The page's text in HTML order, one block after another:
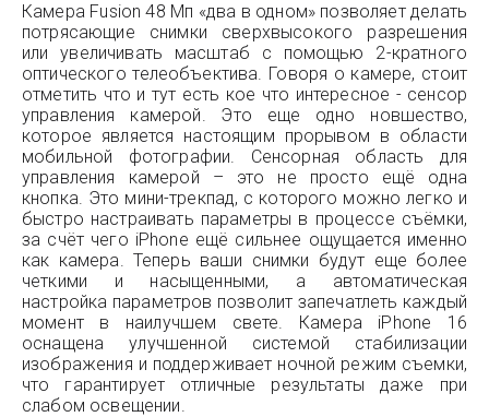
Камера Fusion 48 Мп «два в одном» позволяет делать
потрясающие снимки сверхвысокого разрешения
или увеличивать масштаб с помощью 2-кратного
оптического телеобъектива. Говоря о камере, стоит
отметить что и тут есть кое что интересное - сенсор
управления камерой. Это еще одно новшество,
которое является настоящим прорывом в области
мобильной фотографии. Сенсорная область для
управления камерой – это не просто ещё одна
кнопка. Это мини-трекпад, с которого можно легко и
быстро настраивать параметры в процессе съёмки,
за счёт чего iPhone ещё сильнее ощущается именно
как камера. Теперь ваши снимки будут еще более
четкими и насыщенными, а автоматическая
настройка параметров позволит запечатлеть каждый
момент в наилучшем свете. Камера iPhone 16
оснащена улучшенной системой стабилизации
изображения и поддерживает ночной режим съемки,
что гарантирует отличные результаты даже при
слабом освещении.